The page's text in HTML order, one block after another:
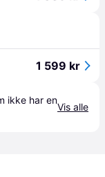
1 599 kr
ikke har en
Vis alle